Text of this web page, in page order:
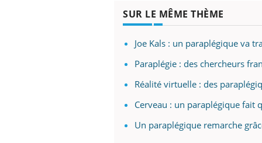
SUR LE MÊME THÈME
Joe Kals : un paraplégique va
Paraplégie : des chercheurs
Réalité virtuelle : des
Cerveau : un paraplégique fait
Un paraplégique remarche